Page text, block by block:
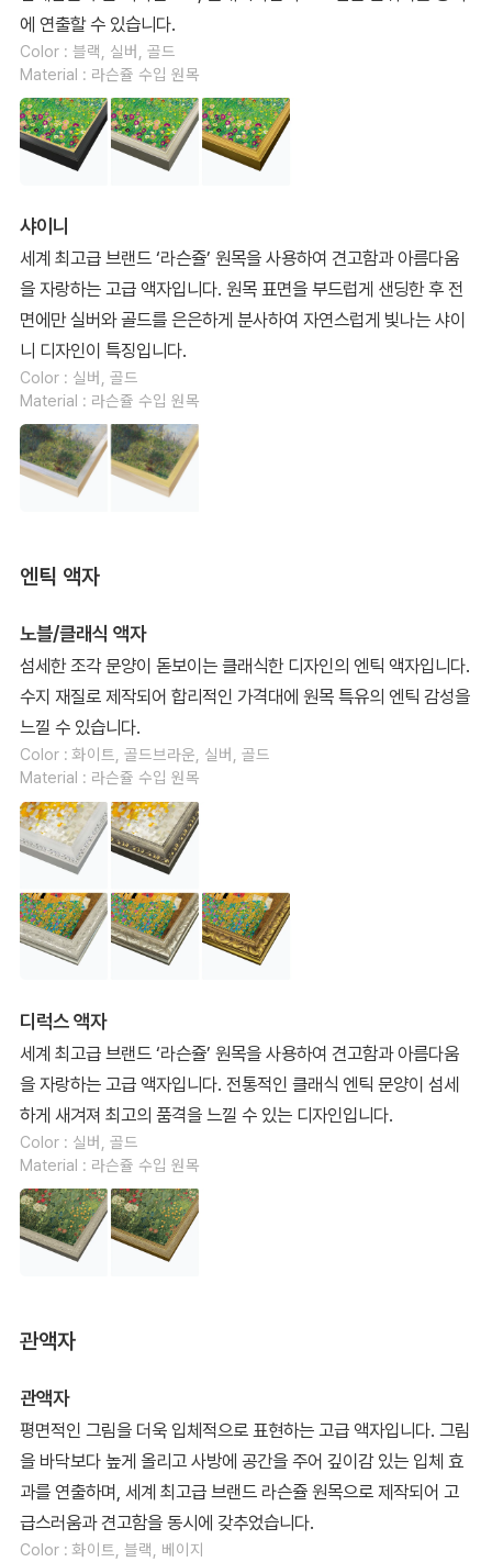
에 연출할 수 있습니다.
Color : 블랙, 실버, 골드
Material : 라슨쥴 수입 원목
샤이니
세계 최고급 브랜드 ‘라슨쥴’ 원목을 사용하여 견고함과 아름다움
을 자랑하는 고급 액자입니다. 원목 표면을 부드럽게 샌딩한 후 전
면에만 실버와 골드를 은은하게 분사하여 자연스럽게 빛나는 샤이
니 디자인이 특징입니다.
Color : 실버, 골드
Material : 라슨쥴 수입 원목
엔틱 액자
노블/클래식 액자
섬세한 조각 문양이 돋보이는 클래식한 디자인의 엔틱 액자입니다.
수지 재질로 제작되어 합리적인 가격대에 원목 특유의 엔틱 감성을
느낄 수 있습니다.
Color : 화이트, 골드브라운, 실버, 골드
Material : 라슨쥴 수입 원목
디럭스 액자
세계 최고급 브랜드 ‘라슨쥴’ 원목을 사용하여 견고함과 아름다움
을 자랑하는 고급 액자입니다. 전통적인 클래식 엔틱 문양이 섬세
하게 새겨져 최고의 품격을 느낄 수 있는 디자인입니다.
Color : 실버, 골드
Material : 라슨쥴 수입 원목
관액자
관액자
평면적인 그림을 더욱 입체적으로 표현하는 고급 액자입니다. 그림
을 바닥보다 높게 올리고 사방에 공간을 주어 깊이감 있는 입체 효
과를 연출하며, 세계 최고급 브랜드 라슨쥴 원목으로 제작되어 고
급스러움과 견고함을 동시에 갖추었습니다.
Color : 화이트, 블랙, 베이지